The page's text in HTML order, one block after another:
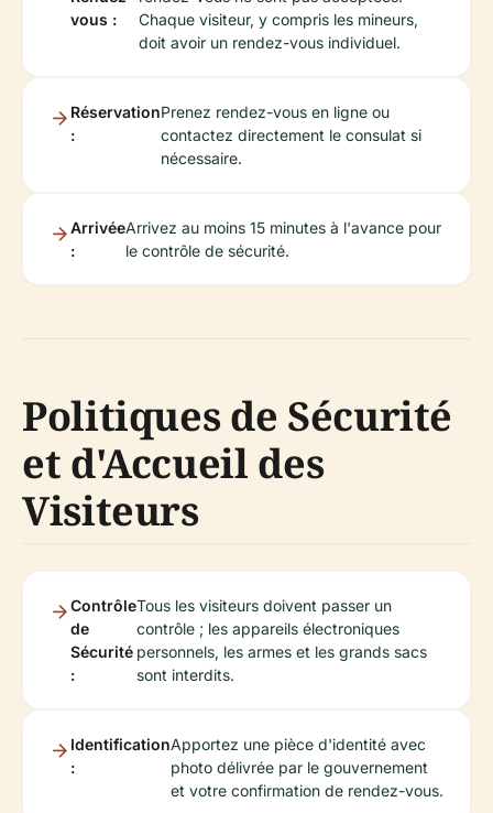
vous :
Chaque visiteur, y compris les mineurs,
doit avoir un rendez-vous individuel.
Réservation
:
Prenez rendez-vous en ligne ou
contactez directement le consulat si
nécessaire.
Arrivée
:
Arrivez au moins 15 minutes à l'avance pour
le contrôle de sécurité.
Politiques de Sécurité
et d'Accueil des
Visiteurs
Contrôle
de
Sécurité
:
Tous les visiteurs doivent passer un
contrôle ; les appareils électroniques
personnels, les armes et les grands sacs
sont interdits.
Identification
:
Apportez une pièce d'identité avec
photo délivrée par le gouvernement
et votre confirmation de rendez-vous.